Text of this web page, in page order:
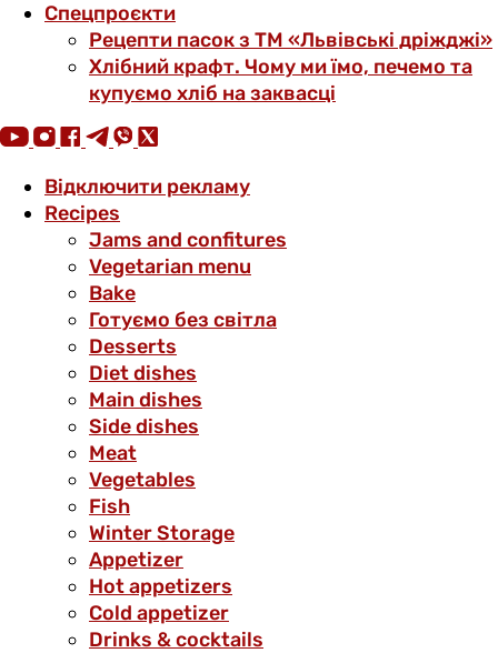
Спецпроєкти
Рецепти пасок з ТМ «Львівські дріжджі»
Хлібний крафт. Чому ми їмо, печемо та
купуємо хліб на заквасці
Відключити рекламу
Recipes
Jams and confitures
Vegetarian menu
Bake
Готуємо без світла
Desserts
Diet dishes
Main dishes
Side dishes
Meat
Vegetables
Fish
Winter Storage
Аppetizer
Hot appetizers
Cold appetizer
Drinks & cocktails